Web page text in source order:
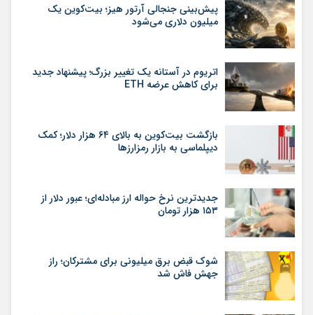
پیش‌بینی جنجالی آرتور هیز؛ بیت‌کوین یک
میلیون دلاری می‌شود
اتریوم در آستانه یک تغییر بزرگ؛ پیشنهاد جدید
برای کاهش عرضه ETH
بازگشت بیت‌کوین به بالای ۶۴ هزار دلار؛ کمک
دیپلماسی به بازار رمزارزها
جدیدترین نرخ حواله ارز مبادله‌ای؛ عبور دلار از
۱۵۳ هزار تومان
شوک قبض برق میلیونی برای مشترکان؛ راز
جهش فاش شد